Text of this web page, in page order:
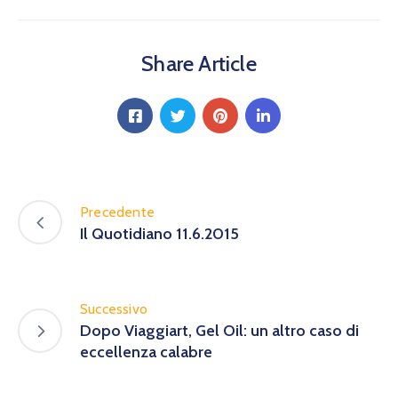
Share Article
Precedente
Il Quotidiano 11.6.2015
Successivo
Dopo Viaggiart, Gel Oil: un altro caso di
eccellenza calabre